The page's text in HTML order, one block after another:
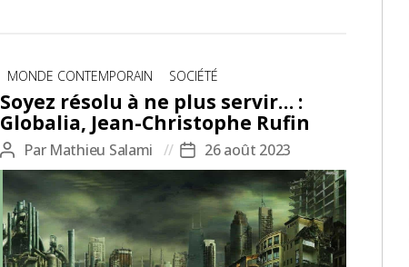
Catégories
MONDE CONTEMPORAIN SOCIÉTÉ
Soyez résolu à ne plus servir… :
Globalia, Jean-Christophe Rufin
Auteur
de
l’article
Par Mathieu Salami
Date
de
l’article
26 août 2023